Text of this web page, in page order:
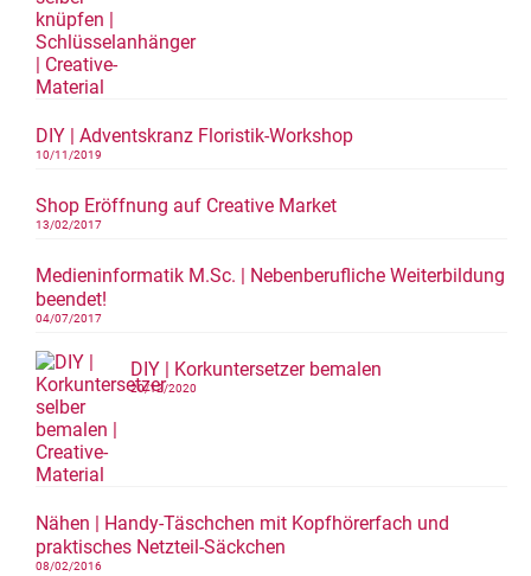
DIY | Adventskranz Floristik-Workshop
10/11/2019
Shop Eröffnung auf Creative Market
13/02/2017
Medieninformatik M.Sc. | Nebenberufliche Weiterbildung
beendet!
04/07/2017
DIY | Korkuntersetzer bemalen
20/12/2020
Nähen | Handy-Täschchen mit Kopfhörerfach und
praktisches Netzteil-Säckchen
08/02/2016